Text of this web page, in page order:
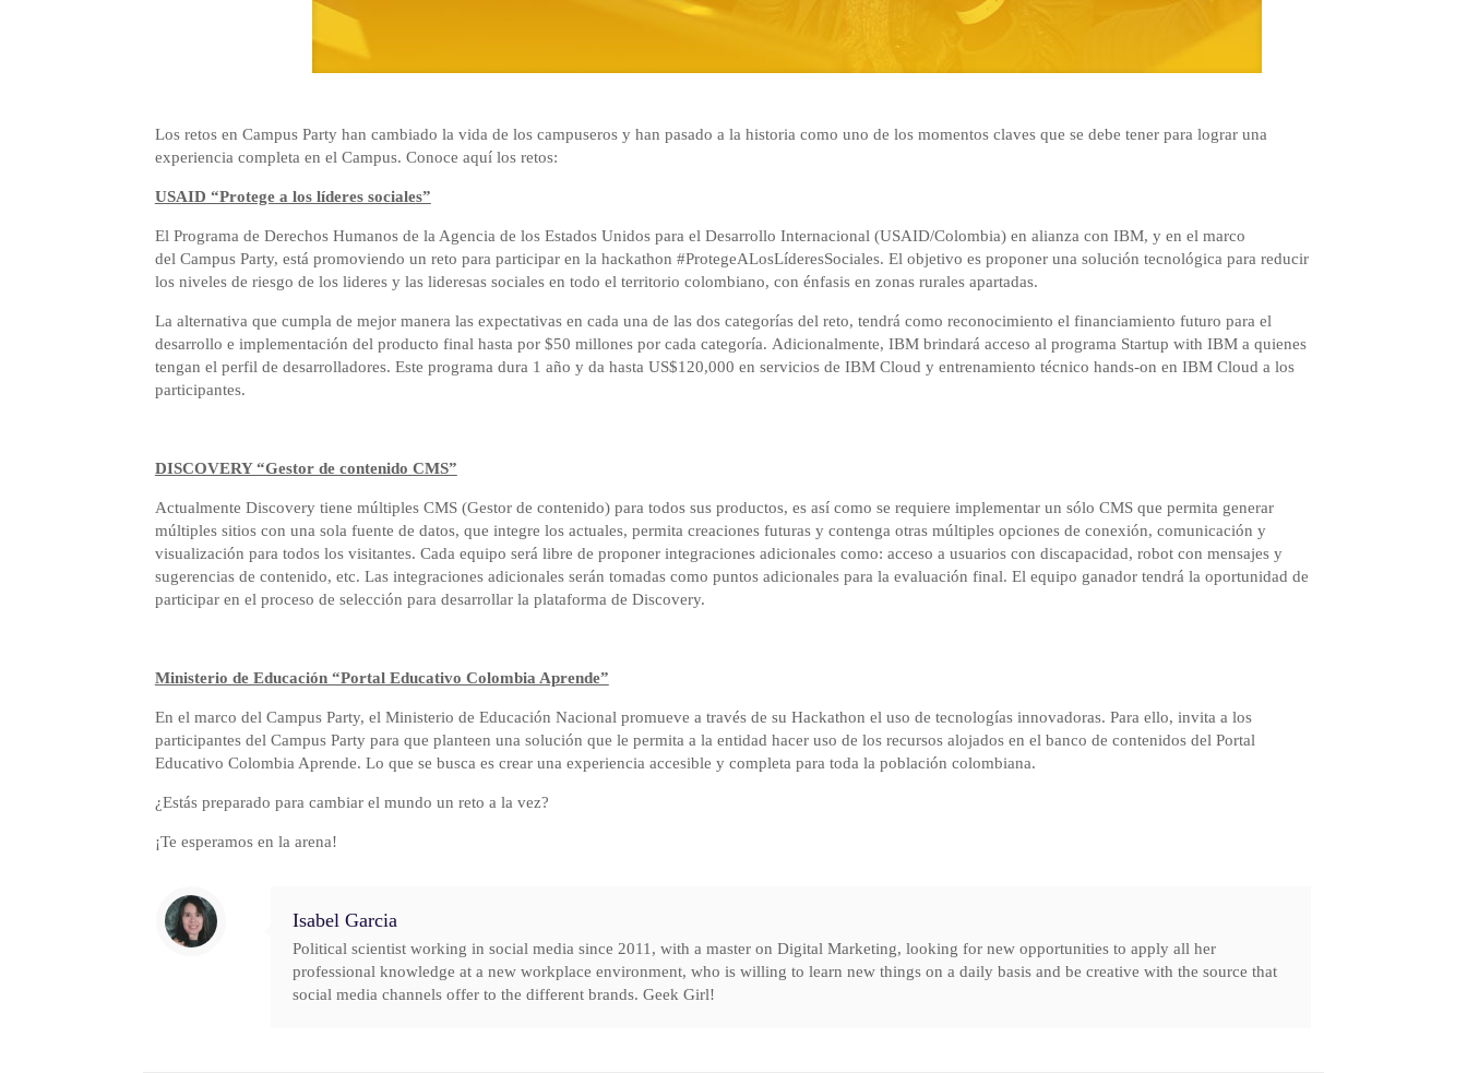
Los retos en Campus Party han cambiado la vida de los campuseros y han pasado a la historia como uno de los momentos claves que se debe tener para lograr una
experiencia completa en el Campus. Conoce aquí los retos:
USAID “Protege a los líderes sociales”
El Programa de Derechos Humanos de la Agencia de los Estados Unidos para el Desarrollo Internacional (USAID/Colombia) en alianza con IBM, y en el marco
del Campus Party, está promoviendo un reto para participar en la hackathon #ProtegeALosLíderesSociales. El objetivo es proponer una solución tecnológica para reducir
los niveles de riesgo de los lideres y las lideresas sociales en todo el territorio colombiano, con énfasis en zonas rurales apartadas.
La alternativa que cumpla de mejor manera las expectativas en cada una de las dos categorías del reto, tendrá como reconocimiento el financiamiento futuro para el
desarrollo e implementación del producto final hasta por $50 millones por cada categoría. Adicionalmente, IBM brindará acceso al programa Startup with IBM a quienes
tengan el perfil de desarrolladores. Este programa dura 1 año y da hasta US$120,000 en servicios de IBM Cloud y entrenamiento técnico hands-on en IBM Cloud a los
participantes.
DISCOVERY “Gestor de contenido CMS”
Actualmente Discovery tiene múltiples CMS (Gestor de contenido) para todos sus productos, es así como se requiere implementar un sólo CMS que permita generar
múltiples sitios con una sola fuente de datos, que integre los actuales, permita creaciones futuras y contenga otras múltiples opciones de conexión, comunicación y
visualización para todos los visitantes. Cada equipo será libre de proponer integraciones adicionales como: acceso a usuarios con discapacidad, robot con mensajes y
sugerencias de contenido, etc. Las integraciones adicionales serán tomadas como puntos adicionales para la evaluación final. El equipo ganador tendrá la oportunidad de
participar en el proceso de selección para desarrollar la plataforma de Discovery.
Ministerio de Educación “Portal Educativo Colombia Aprende”
En el marco del Campus Party, el Ministerio de Educación Nacional promueve a través de su Hackathon el uso de tecnologías innovadoras. Para ello, invita a los
participantes del Campus Party para que planteen una solución que le permita a la entidad hacer uso de los recursos alojados en el banco de contenidos del Portal
Educativo Colombia Aprende. Lo que se busca es crear una experiencia accesible y completa para toda la población colombiana.
¿Estás preparado para cambiar el mundo un reto a la vez?
¡Te esperamos en la arena!
Isabel Garcia
Political scientist working in social media since 2011, with a master on Digital Marketing, looking for new opportunities to apply all her
professional knowledge at a new workplace environment, who is willing to learn new things on a daily basis and be creative with the source that
social media channels offer to the different brands. Geek Girl!